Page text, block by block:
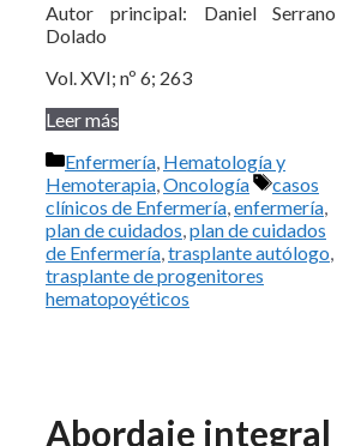
Autor principal: Daniel Serrano
Dolado
Vol. XVI; nº 6; 263
Leer más
Categorías
Enfermería, Hematología y
Hemoterapia,Oncología Etiquetas
casos
clínicos de Enfermería,enfermería,
plan de cuidados,plan de cuidados
de Enfermería,trasplante autólogo,
trasplante de progenitores
hematopoyéticos
Abordaje integral